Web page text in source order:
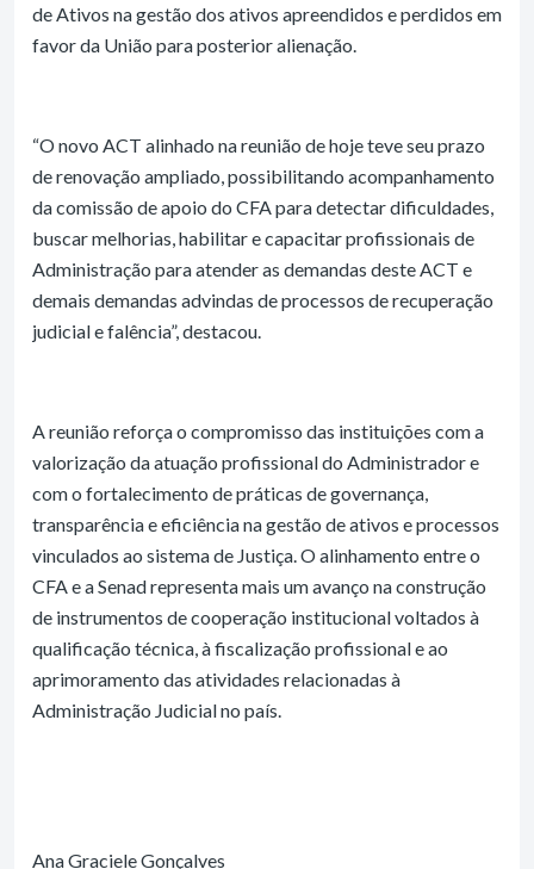
de Ativos na gestão dos ativos apreendidos e perdidos em
favor da União para posterior alienação.
“O novo ACT alinhado na reunião de hoje teve seu prazo
de renovação ampliado, possibilitando acompanhamento
da comissão de apoio do CFA para detectar dificuldades,
buscar melhorias, habilitar e capacitar profissionais de
Administração para atender as demandas deste ACT e
demais demandas advindas de processos de recuperação
judicial e falência”, destacou.
A reunião reforça o compromisso das instituições com a
valorização da atuação profissional do Administrador e
com o fortalecimento de práticas de governança,
transparência e eficiência na gestão de ativos e processos
vinculados ao sistema de Justiça. O alinhamento entre o
CFA e a Senad representa mais um avanço na construção
de instrumentos de cooperação institucional voltados à
qualificação técnica, à fiscalização profissional e ao
aprimoramento das atividades relacionadas à
Administração Judicial no país.
Ana Graciele Gonçalves